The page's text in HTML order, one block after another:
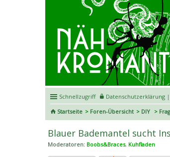
Schnellzugriff Datenschutzerklärung |
Startseite
Foren-Übersicht DIY
Blauer Bademantel sucht
Moderatoren: Boobs&Braces, Kuhfladen